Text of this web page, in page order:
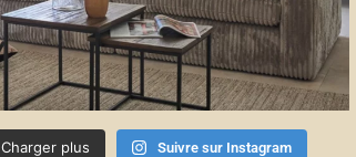
Charger plus Suivre sur Instagram